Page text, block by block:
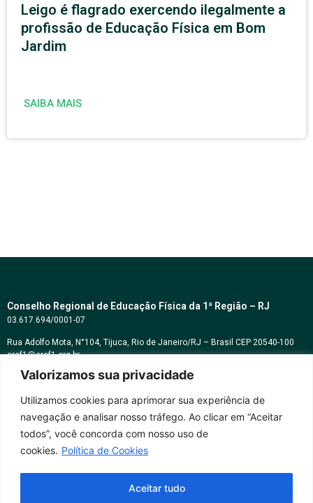
Valorizamos sua privacidade
Utilizamos cookies para aprimorar sua experiência de
navegação e analisar nosso tráfego. Ao clicar em “Aceitar
todos”, você concorda com nosso uso de
cookies. Política de Cookies
Aceitar tudo
Leigo é flagrado exercendo ilegalmente a
profissão de Educação Física em Bom
Jardim
SAIBA MAIS
Conselho Regional de Educação Física da 1ª Região – RJ
03.617.694/0001-07
Rua Adolfo Mota, N°104, Tijuca, Rio de Janeiro/RJ – Brasil CEP 20540-100
cref1@cref1.org.br
Assessoria de comunicação:
Horários de atendimento:
Whatsapp: (21) 2569-2398